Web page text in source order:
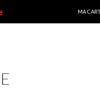
MA